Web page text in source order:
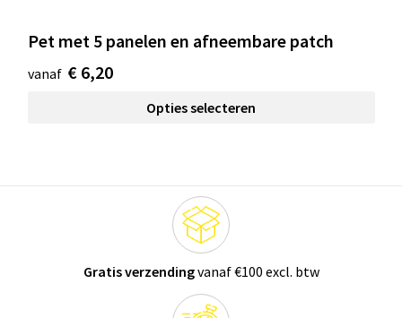
Pet met 5 panelen en afneembare patch
vanaf € 6,20
Opties selecteren
Gratis verzendingvanaf €100 excl. btw